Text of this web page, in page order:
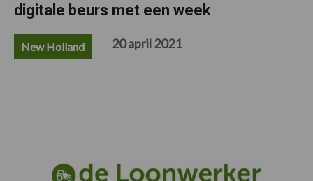
digitale beurs met een week
New Holland 20 april 2021